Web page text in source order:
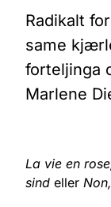
Radikalt
same
forteljinga
Marlene
La vie en
sind eller